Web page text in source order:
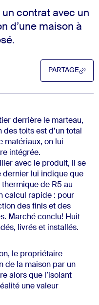
contrat avec un
d’une maison à
PARTAGE
PARTAGE
derrière le marteau,
des toits est d’un total
matériaux, on lui
intégrée.
avec le produit, il se
dernier lui indique que
de R5 au
calcul rapide : pour
des finis et des
Marché conclu! Huit
livrés et installés.
le propriétaire
de la maison par un
alors que l’isolant
une valeur